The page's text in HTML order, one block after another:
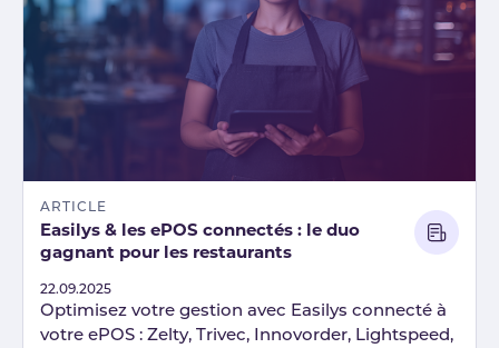
ARTICLE
Easilys & les ePOS connectés : le duo
gagnant pour les restaurants
Published
22.09.2025
Optimisez votre gestion avec Easilys connecté à
votre ePOS : Zelty, Trivec, Innovorder, Lightspeed,